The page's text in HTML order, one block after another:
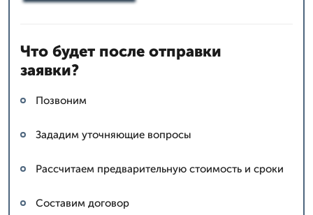
Что будет после отправки
заявки?
Позвоним
Зададим уточняющие вопросы
Рассчитаем предварительную стоимость и сроки
Составим договор